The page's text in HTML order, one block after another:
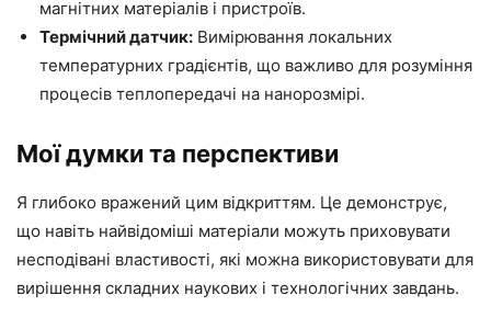
магнітних матеріалів і пристроїв.
Термічний датчик: Вимірювання локальних
температурних градієнтів, що важливо для розуміння
процесів теплопередачі на нанорозмірі.
Мої думки та перспективи
Я глибоко вражений цим відкриттям. Це демонструє,
що навіть найвідоміші матеріали можуть приховувати
несподівані властивості, які можна використовувати для
вирішення складних наукових і технологічних завдань.